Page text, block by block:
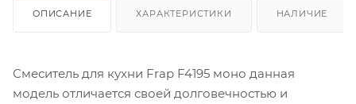
ОПИСАНИЕ ХАРАКТЕРИСТИКИ НАЛИЧИЕ
Смеситель для кухни Frap F4195 моно данная
модель отличается своей долговечностью и